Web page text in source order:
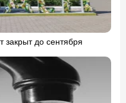
закрыт до сентября